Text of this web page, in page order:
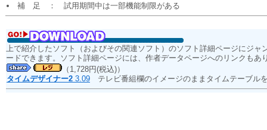
補 足 ： 試用期間中は一部機能制限がある
上で紹介したソフト（およびその関連ソフト）のソフト詳細ページにジ
ードできます。ソフト詳細ページには、作者データページへのリンクもあ
（1,728円(税込)）
タイムデザイナー2 3.09 テレビ番組欄のイメージのままタイムテーブ